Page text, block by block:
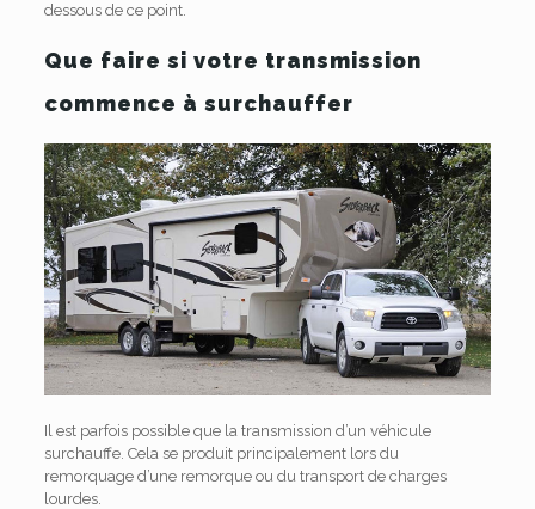
dessous de ce point.
Que faire si votre transmission
commence à surchauffer
Il est parfois possible que la transmission d’un véhicule
surchauffe. Cela se produit principalement lors du
remorquage d’une remorque ou du transport de charges
lourdes.